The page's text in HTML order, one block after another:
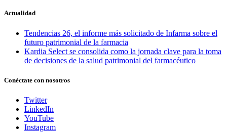
Actualidad
Tendencias 26, el informe más solicitado de Infarma sobre el
futuro patrimonial de la farmacia
Kardia Select se consolida como la jornada clave para la toma
de decisiones de la salud patrimonial del farmacéutico
Conéctate con nosotros
Twitter
LinkedIn
YouTube
Instagram